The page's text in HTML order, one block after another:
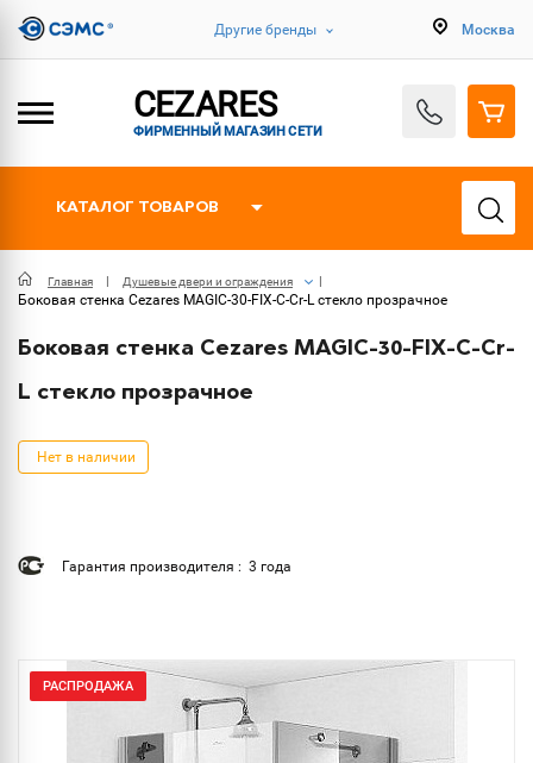
Другие бренды Москва
CEZARES
ФИРМЕННЫЙ МАГАЗИН СЕТИ
КАТАЛОГ ТОВАРОВ
Главная Душевые двери и ограждения
Боковая стенка Cezares MAGIC-30-FIX-C-Cr-L стекло прозрачное
Боковая стенка Cezares MAGIC-30-FIX-C-Cr-
L стекло прозрачное
Нет в наличии
Гарантия производителя : 3 года
РАСПРОДАЖА